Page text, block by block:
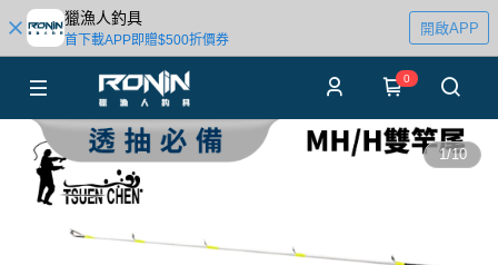
獵漁人釣具
首下載APP即贈$500折價券
開啟APP
0
1/10